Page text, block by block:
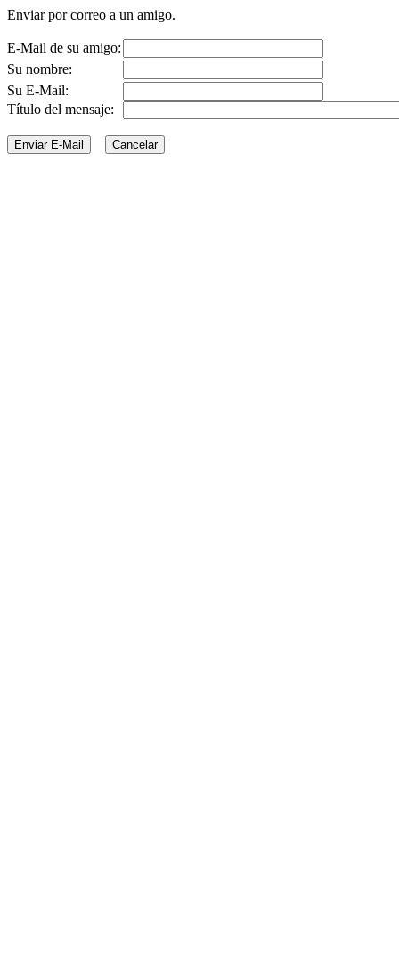
Enviar por correo a un amigo.
E-Mail de su amigo:
Su nombre:
Su E-Mail:
Título del mensaje: